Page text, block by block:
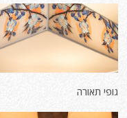
גופי תאורה